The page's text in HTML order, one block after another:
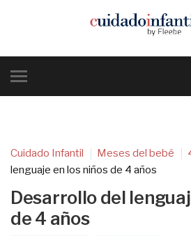
Cuidado Infantil Meses del bebé
lenguaje en los niños de 4 años
Desarrollo del
de 4 años